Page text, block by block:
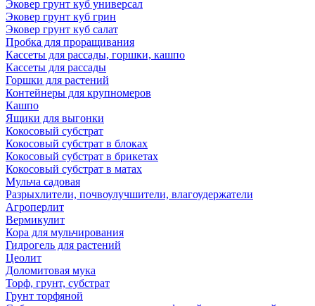
Эковер грунт куб универсал
Эковер грунт куб грин
Эковер грунт куб салат
Пробка для проращивания
Кассеты для рассады, горшки, кашпо
Кассеты для рассады
Горшки для растений
Контейнеры для крупномеров
Кашпо
Ящики для выгонки
Кокосовый субстрат
Кокосовый субстрат в блоках
Кокосовый субстрат в брикетах
Кокосовый субстрат в матах
Мульча садовая
Разрыхлители, почвоулучшители, влагоудержатели
Агроперлит
Вермикулит
Кора для мульчирования
Гидрогель для растений
Цеолит
Доломитовая мука
Торф, грунт, субстрат
Грунт торфяной